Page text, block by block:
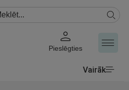
Pieslēgties
Vairāk